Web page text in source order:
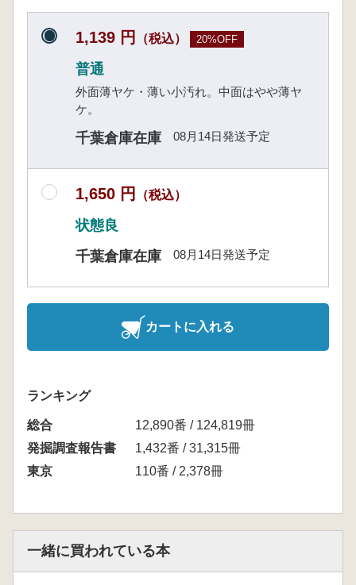
1,139 円 （税込） 20%OFF
普通
外面薄ヤケ・薄い小汚れ。中面はやや薄ヤ
ケ。
千葉倉庫在庫 08月14日発送予定
1,650 円 （税込）
状態良
千葉倉庫在庫
08月14日発送予定
カートに入れる
ランキング
総合
12,890番 / 124,819冊
発掘調査報告書
1,432番 / 31,315冊
東京
110番 / 2,378冊
一緒に買われている本